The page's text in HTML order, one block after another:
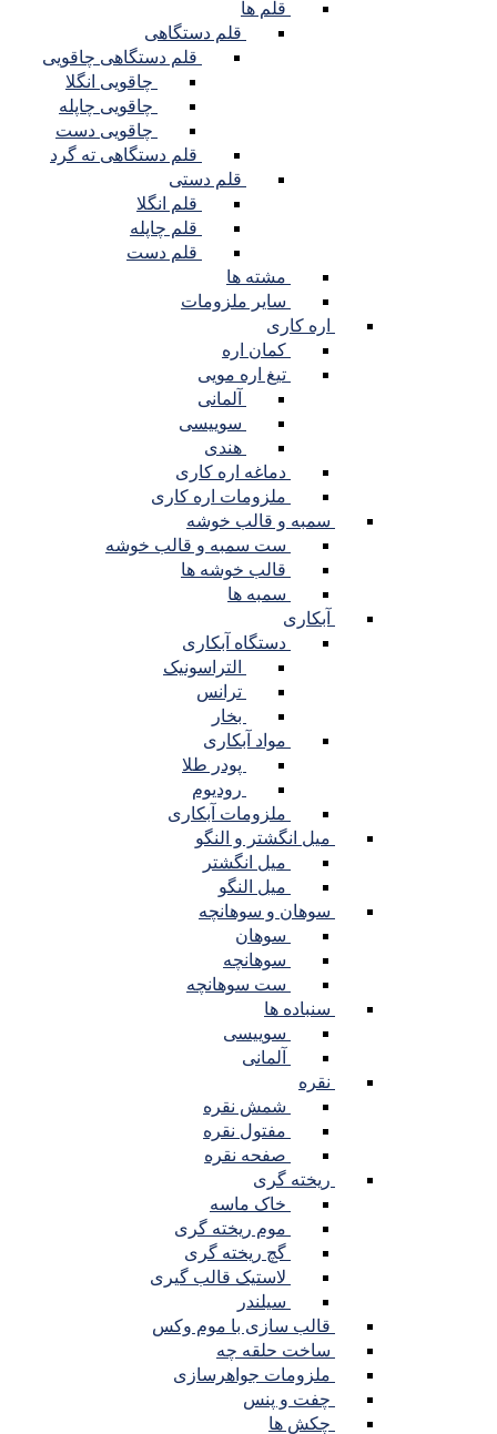
قلم ها
قلم دستگاهی
قلم دستگاهی چاقویی
چاقویی انگلا
چاقویی چاپله
چاقویی دست
قلم دستگاهی ته گرد
قلم دستی
قلم انگلا
قلم چاپله
قلم دست
مشته ها
سایر ملزومات
اره کاری
کمان اره
تیغ اره مویی
آلمانی
سوییسی
هندی
دماغه اره کاری
ملزومات اره کاری
سمبه و قالب خوشه
ست سمبه و قالب خوشه
قالب خوشه ها
سمبه ها
آبکاری
دستگاه آبکاری
التراسونیک
ترانس
بخار
مواد آبکاری
پودر طلا
رودیوم
ملزومات آبکاری
میل انگشتر و النگو
میل انگشتر
میل النگو
سوهان و سوهانچه
سوهان
سوهانچه
ست سوهانچه
سنباده ها
سوییسی
آلمانی
نقره
شمش نقره
مفتول نقره
صفحه نقره
ریخته گری
خاک ماسه
موم ریخته گری
گچ ریخته گری
لاستیک قالب گیری
سیلندر
قالب سازی با موم وکس
ساخت حلقه چه
ملزومات جواهرسازی
چفت و پنس
چکش ها